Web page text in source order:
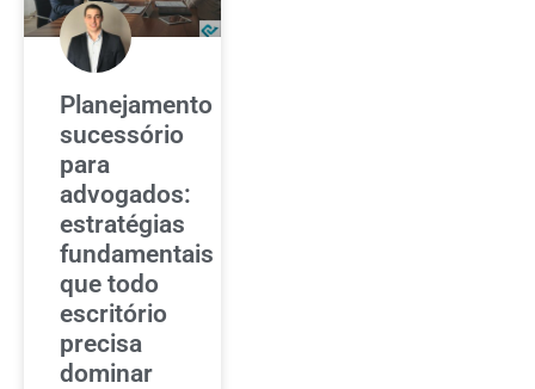
Planejamento
sucessório
para
advogados:
estratégias
fundamentais
que todo
escritório
precisa
dominar